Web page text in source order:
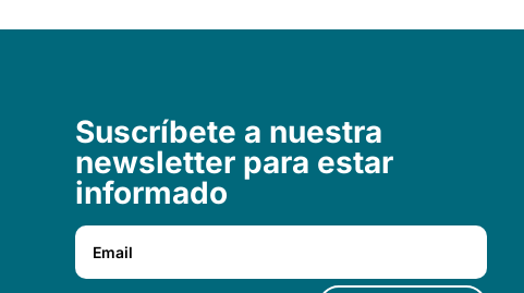
Suscríbete a nuestra
newsletter para estar
informado